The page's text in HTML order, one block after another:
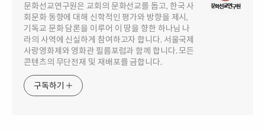
문화선교연구원은 교회의 문화선교를 돕고, 한국 사
회문화 동향에 대해 신학적인 평가와 방향을 제시,
기독교 문화 담론을 이루어 이 땅을 향한 하나님 나
라의 사역에 신실하게 참여하고자 합니다. 서울국제
사랑영화제와 영화관 필름포럼과 함께 합니다. 모든
콘텐츠의 무단전재 및 재배포를 금합니다.
구독하기